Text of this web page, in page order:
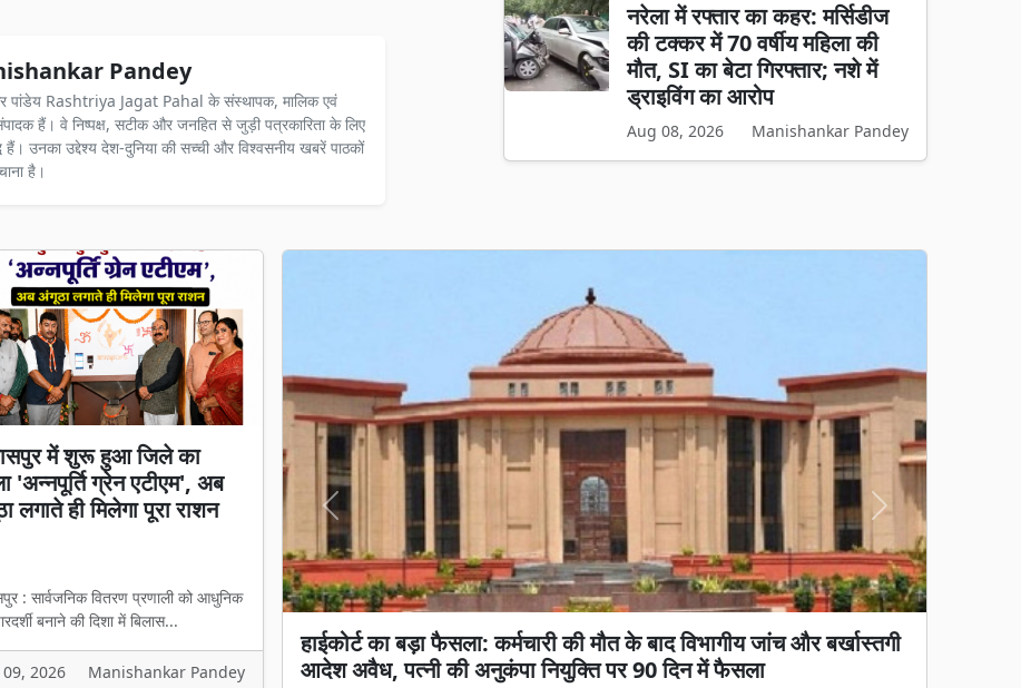
Pandey
पांडेय Rashtriya Jagat Pahal के संस्थापक, मालिक एवं
हैं। वे निष्पक्ष, सटीक और जनहित से जुड़ी पत्रकारिता के लिए
हैं। उनका उद्देश्य देश-दुनिया की सच्ची और विश्वसनीय खबरें पाठकों
है।
नरेला में रफ्तार का कहर: मर्सिडीज
की टक्कर में 70 वर्षीय महिला की
मौत, SI का बेटा गिरफ्तार; नशे में
ड्राइविंग का आरोप
Aug 08, 2026 Manishankar Pandey
में शुरू हुआ जिले का
'अन्नपूर्ति ग्रेन एटीएम', अब
लगाते ही मिलेगा पूरा राशन
: सार्वजनिक वितरण प्रणाली को आधुनिक
बनाने की दिशा में बिलास...
2026 Manishankar Pandey
हाईकोर्ट का बड़ा फैसला: कर्मचारी की मौत के बाद विभागीय जांच और बर्खास्तगी
आदेश अवैध, पत्नी की अनुकंपा नियुक्ति पर 90 दिन में फैसला
बिलासपुर में शुरू हुआ जिले का पहला 'अन्नपूर्ति ग्रेन एटीएम', अब अंगूठा लगाते
ही मिलेगा पूरा राशन
Previous Next